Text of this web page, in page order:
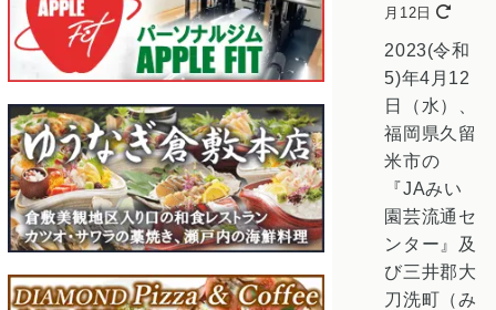
月12日
2023(令和
5)年4月12
日（水）、
福岡県久留
米市の
『JAみい
園芸流通セ
ンター』及
び三井郡大
刀洗町（み